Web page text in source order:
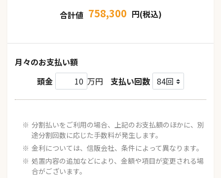
合計値 758,300 円(税込)
月々のお支払い額
頭金
万円 支払い回数
分割払いをご利用の場合、上記のお支払額のほかに、別
途分割回数に応じた手数料が発生します。
金利については、信販会社、条件によって異なります。
処置内容の追加などにより、金額や項目が変更される場
合がございます。